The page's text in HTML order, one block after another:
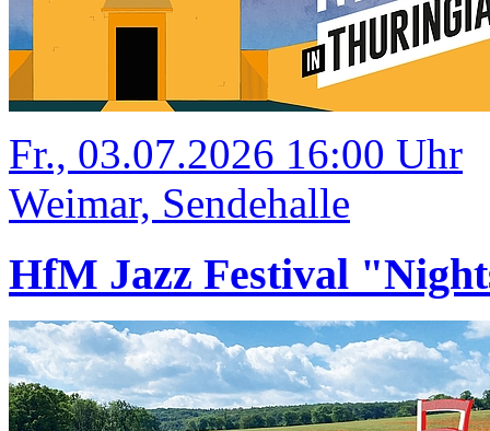
Fr., 03.07.2026 16:00 Uhr
Weimar, Sendehalle
HfM Jazz Festival